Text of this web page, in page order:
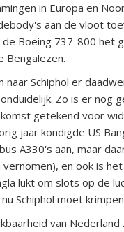
in Europa en
aan de vloot
de Boeing 737-800 het
Bengalezen.
naar Schiphol er
Zo is er nog
getekend voor
jaar kondigde US
A330's aan, maar
vernomen), en ook is
lukt om slots op de
Schiphol moet
van